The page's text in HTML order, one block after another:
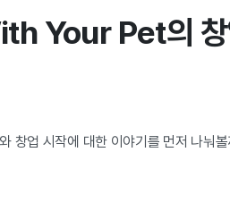
Your Pet의
창업 시작에 대한 이야기를 먼저 나눠